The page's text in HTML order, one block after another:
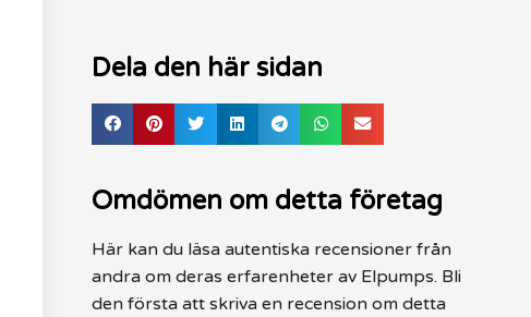
Dela den här sidan
Omdömen om detta företag
Här kan du läsa autentiska recensioner från
andra om deras erfarenheter av Elpumps. Bli
den första att skriva en recension om detta